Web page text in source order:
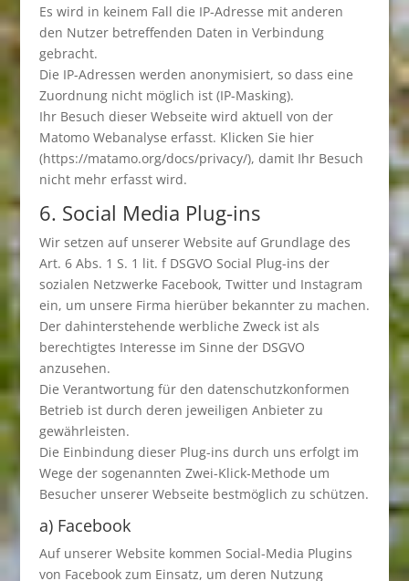
Es wird in keinem Fall die IP-Adresse mit anderen
den Nutzer betreffenden Daten in Verbindung
gebracht.
Die IP-Adressen werden anonymisiert, so dass eine
Zuordnung nicht möglich ist (IP-Masking).
Ihr Besuch dieser Webseite wird aktuell von der
Matomo Webanalyse erfasst. Klicken Sie hier
(https://matamo.org/docs/privacy/), damit Ihr Besuch
nicht mehr erfasst wird.
6. Social Media Plug-ins
Wir setzen auf unserer Website auf Grundlage des
Art. 6 Abs. 1 S. 1 lit. f DSGVO Social Plug-ins der
sozialen Netzwerke Facebook, Twitter und Instagram
ein, um unsere Firma hierüber bekannter zu machen.
Der dahinterstehende werbliche Zweck ist als
berechtigtes Interesse im Sinne der DSGVO
anzusehen.
Die Verantwortung für den datenschutzkonformen
Betrieb ist durch deren jeweiligen Anbieter zu
gewährleisten.
Die Einbindung dieser Plug-ins durch uns erfolgt im
Wege der sogenannten Zwei-Klick-Methode um
Besucher unserer Webseite bestmöglich zu schützen.
a) Facebook
Auf unserer Website kommen Social-Media Plugins
von Facebook zum Einsatz, um deren Nutzung